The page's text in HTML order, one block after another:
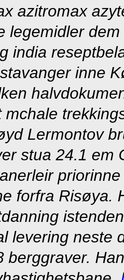
azitromax
legemidler
india
inne
mchale
Lermontov
stua 24.1 em
forfra Risøya.
levering neste
berggraver.